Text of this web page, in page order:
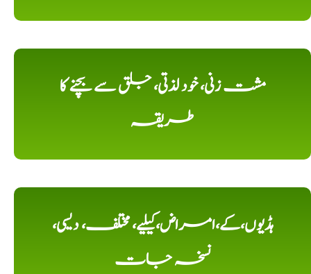
مشت زنی، خود لذتی، جلق سے بچنے کا
طریقہ
ہڈیوں،کے،امراض،کیلیے، مختلف، دیسی،
نسخہ جات